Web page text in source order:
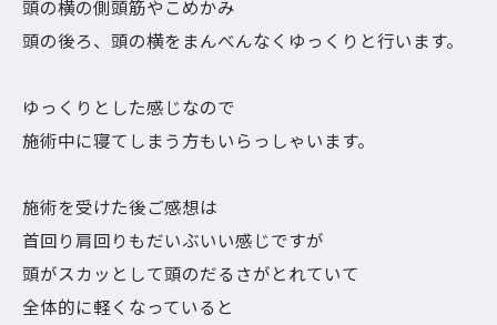
頭の横の側頭筋やこめかみ
頭の後ろ、頭の横をまんべんなくゆっくりと行います。
ゆっくりとした感じなので
施術中に寝てしまう方もいらっしゃいます。
施術を受けた後ご感想は
首回り肩回りもだいぶいい感じですが
頭がスカッとして頭のだるさがとれていて
全体的に軽くなっていると